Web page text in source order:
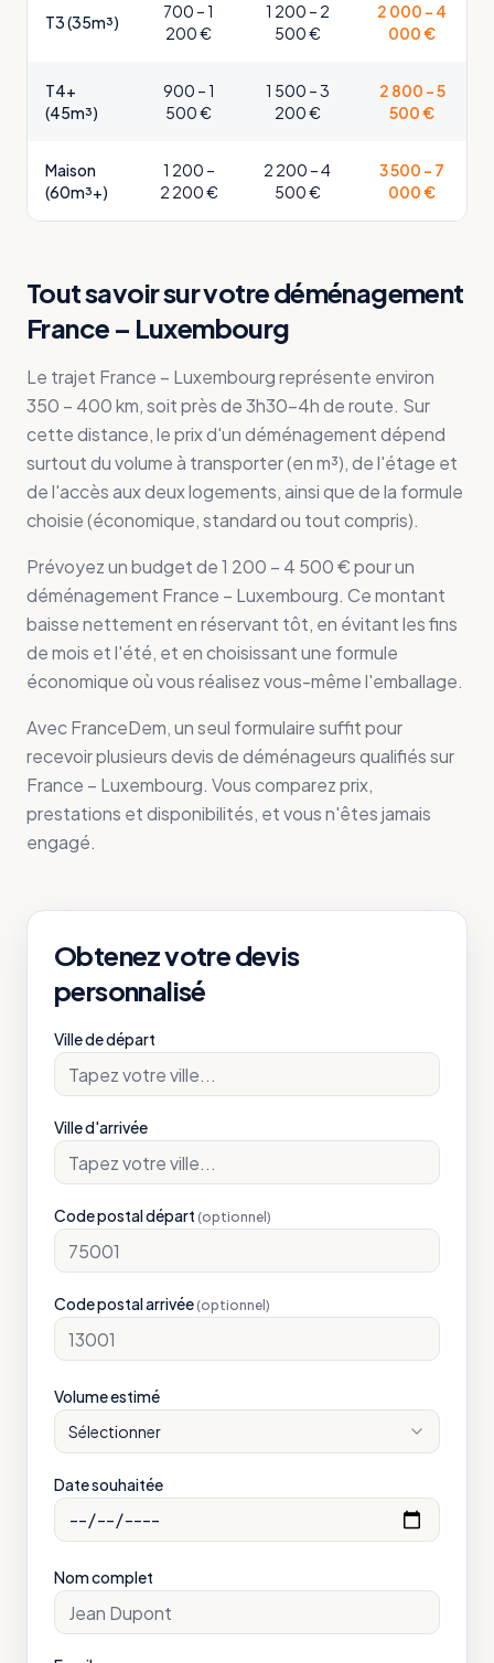
T3 (35m³)
700 – 1
200 €
1 200 – 2
500 €
2 000 – 4
000 €
T4+
(45m³)
900 – 1
500 €
1 500 – 3
200 €
2 800 – 5
500 €
Maison
(60m³+)
1 200 –
2 200 €
2 200 – 4
500 €
3 500 – 7
000 €
Tout savoir sur votre déménagement
France – Luxembourg
Le trajet France – Luxembourg représente environ
350 – 400 km, soit près de 3h30-4h de route. Sur
cette distance, le prix d'un déménagement dépend
surtout du volume à transporter (en m³), de l'étage et
de l'accès aux deux logements, ainsi que de la formule
choisie (économique, standard ou tout compris).
Prévoyez un budget de 1 200 – 4 500 € pour un
déménagement France – Luxembourg. Ce montant
baisse nettement en réservant tôt, en évitant les fins
de mois et l'été, et en choisissant une formule
économique où vous réalisez vous-même l'emballage.
Avec FranceDem, un seul formulaire suffit pour
recevoir plusieurs devis de déménageurs qualifiés sur
France – Luxembourg. Vous comparez prix,
prestations et disponibilités, et vous n'êtes jamais
engagé.
Obtenez votre devis
personnalisé
Ville de départ
Ville d'arrivée
Code postal départ (optionnel)
Code postal arrivée (optionnel)
Volume estimé
Sélectionner
Date souhaitée
Nom complet